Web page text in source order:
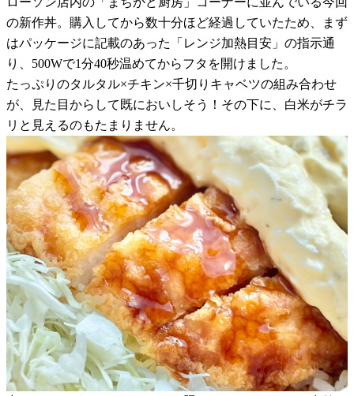
の新作丼。購入してから数十分ほど経過していたため、まず
はパッケージに記載のあった「レンジ加熱目安」の指示通
り、500Wで1分40秒温めてからフタを開けました。
たっぷりのタルタル×チキン×千切りキャベツの組み合わせ
が、見た目からして既においしそう！その下に、白米がチラ
リと見えるのもたまりません。